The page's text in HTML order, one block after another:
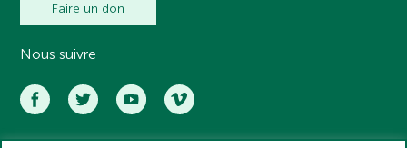
Faire un don
Nous suivre